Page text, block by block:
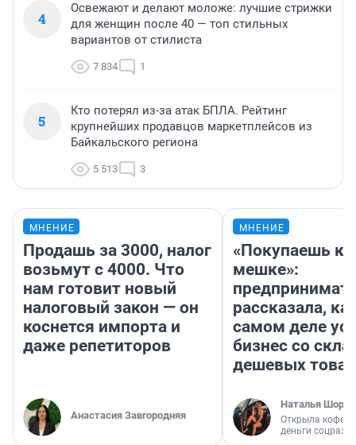
4
Освежают и делают моложе: лучшие стрижки
для женщин после 40 — топ стильных
вариантов от стилиста
7 834 1
5
Кто потерял из-за атак БПЛА. Рейтинг
крупнейших продавцов маркетплейсов из
Байкальского региона
5 513 3
МНЕНИЕ
Продашь за 3000, налог
возьмут с 4000. Что
нам готовит новый
налоговый закон — он
коснется импорта и
даже репетиторов
Анастасия Завгородняя
МНЕНИЕ
«Покупаешь
мешке»:
рассказала,
самом деле
бизнес со
дешевых
Наталья
Открыла
деньги